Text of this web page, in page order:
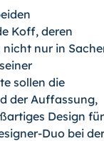
Koff, de­ren
nur in
sollen die
der Auffassung,
Design für
Duo bei der